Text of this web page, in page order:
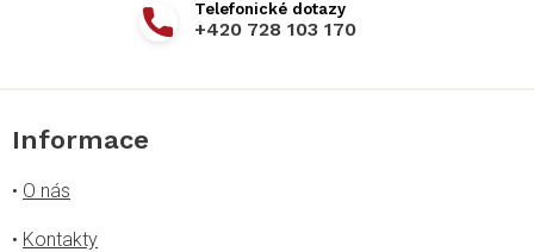
+420 728 103 170
Informace
• O nás
• Kontakty